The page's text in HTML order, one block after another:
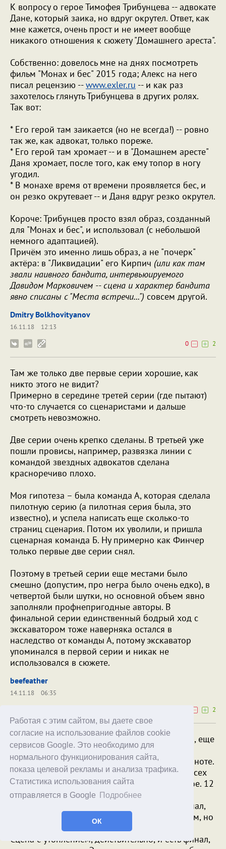
Работая с этим сайтом, вы даете свое
согласие на использование файлов cookie
сервисов Google. Это необходимо для
нормального функционирования сайта,
показа целевой рекламы и анализа трафика.
Статистика использования сайта
отправляется в Google
Подробнее
ОК
К вопросу о герое Тимофея Трибунцева -- адвокате
Дане, который заика, но вдруг окрутел. Ответ, как
мне кажется, очень прост и не имеет вообще
никакого отношения к сюжету "Домашнего ареста".
Собственно: довелось мне на днях посмотреть
фильм "Монах и бес" 2015 года; Алекс на него
писал рецензию --www.exler.ru -- и как раз
захотелось глянуть Трибунцева в других ролях.
Так вот:
* Его герой там заикается (но не всегда!) -- ровно
так же, как адвокат, только пореже.
* Его герой там хромает -- и в "Домашнем аресте"
Даня хромает, после того, как ему топор в ногу
угодил.
* В монахе время от времени проявляется бес, и
он резко окрутевает -- и Даня вдруг резко окрутел.
Короче: Трибунцев просто взял образ, созданный
для "Монах и бес", и использовал (с небольшой
немного адаптацией).
Причём это именно лишь образ, а не "почерк"
актёра: в "Ликвидации" его Кирпич (или как там
звали наивного бандита, интервьюируемого
Давидом Марковичем -- сцена и характер бандита
явно списаны с "Места встречи...") совсем другой.
Dmitry Bolkhovityanov
16.11.18
12:13
0
2
Там же только две первые серии хорошие, как
никто этого не видит?
Примерно в середине третей серии (где пытают)
что-то случается со сценаристами и дальше
смотреть невозможно.
Две серии очень крепко сделаны. В третьей уже
пошли провисы, например, развязка линии с
командой звездных адвокатов сделана
красноречиво плохо.
Моя гипотеза – была команда А, которая сделала
пилотную серию (а пилотная серия была, это
известно), и успела написать еще сколько-то
страниц сценария. Потом их уволили, и пришла
сценарная команда Б. Ну примерно как Финчер
только первые две серии снял.
Поэтому в третьей серии еще местами было
смешно (допустим, про негра было очень едко), в
четвертой были шутки, но основной объем явно
заполняли профнепригодные авторы. В
финальной серии единственный бодрый ход с
экскаватором тоже наверняка остался в
наследство от команды А, потому экскаватор
упоминался в первой серии и никак не
использовался в сюжете.
beefeather
14.11.18
06:35
2
Есть в российской юмористической традиции, еще
с совка, привычка завершать выступление на
легкой, грустной, щемящей и оптимистичной ноте.
Так финализировались лучшие выступления всех
корифеев. И здесь режисер делает то же самое. 12
серий нам показывают «настоящее», с
беспросветом, коррупцией и идиотией, а финал,
это такая мечта о будущем, пусть с кумовством, но
добрая и справедливая.
Сцена с утоплением, действительно, и есть финал,